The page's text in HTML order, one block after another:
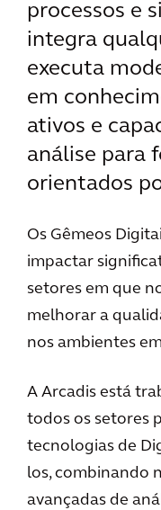
processos e
integra
executa
em
ativos e
análise para
orientados
Os Gêmeos
impactar
setores em que
melhorar a
nos ambientes
A Arcadis está
todos os setores
tecnologias de
los, combinando
avançadas de